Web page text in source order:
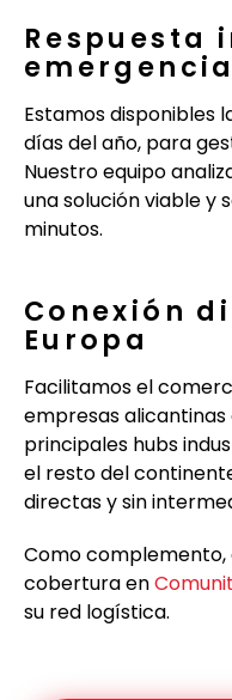
Respuesta
Estamos disponibles
días del año, para
Nuestro equipo
una solución viable y
minutos.
Conexión
Europa
Facilitamos el
empresas
principales hubs
el resto del
directas y sin
Como
cobertura en
su red logística.